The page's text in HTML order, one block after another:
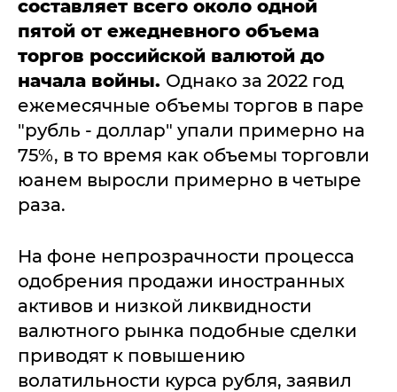
составляет всего около одной
пятой от ежедневного объема
торгов российской валютой до
начала войны. Однако за 2022 год
ежемесячные объемы торгов в паре
"рубль - доллар" упали примерно на
75%, в то время как объемы торговли
юанем выросли примерно в четыре
раза.
На фоне непрозрачности процесса
одобрения продажи иностранных
активов и низкой ликвидности
валютного рынка подобные сделки
приводят к повышению
волатильности курса рубля, заявил